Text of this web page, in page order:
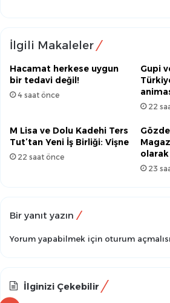
İlgili Makaleler
Hacamat herkese uygun
bir tedavi değil!
4 saat önce
Gupi
22
M Lisa ve Dolu Kadehi Ters
Tut’tan Yeni İş Birliği: Vişne
22 saat önce
olarak
23
Bir yanıt yazın
Yorum yapabilmek için oturum
İlginizi Çekebilir